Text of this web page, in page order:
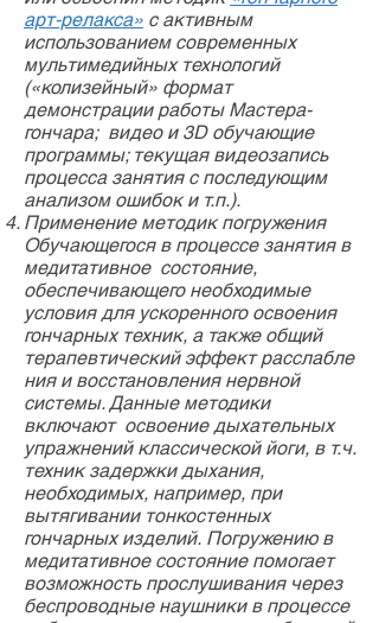
арт-релакса» с активным
использованием современных
мультимедийных технологий
(«колизейный» формат
демонстрации работы Мастера-
гончара; видео и 3D обучающие
программы; текущая видеозапись
процесса занятия с последующим
анализом ошибок и т.п.).
Применение методик погружения
Обучающегося в процессе занятия в
медитативное состояние,
обеспечивающего необходимые
условия для ускоренного освоения
гончарных техник, а также общий
терапевтический эффект расслабле
ния и восстановления нервной
системы. Данные методики
включают освоение дыхательных
упражнений классической йоги, в т.ч.
техник задержки дыхания,
необходимых, например, при
вытягивании тонкостенных
гончарных изделий. Погружению в
медитативное состояние помогает
возможность прослушивания через
беспроводные наушники в процессе